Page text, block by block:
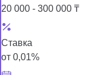
20 000 - 300 000 ₸
Ставка
от 0,01%